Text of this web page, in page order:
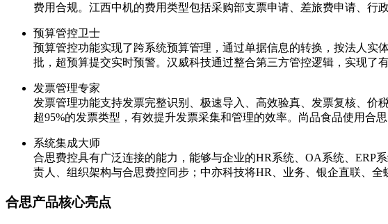
费用合规。江西中机的费用类型包括采购部支票申请、差旅费申请、行
预算管控卫士
预算管控功能实现了跨系统预算管理，通过单据信息的转换，按法人
批，超预算提交实时预警。汉威科技通过整合第三方管控逻辑，实现了
发票管理专家
发票管理功能支持发票完整识别、极速导入、高效验真、发票复核、
超95%的发票类型，有效提升发票采集和管理的效率。尚品食品使用合
系统集成大师
合思费控具有广泛连接的能力，能够与企业的HR系统、OA系统、ERP
责人、组织架构与合思费控同步；中亦科技将HR、业务、银企直联、全
合思产品核心亮点